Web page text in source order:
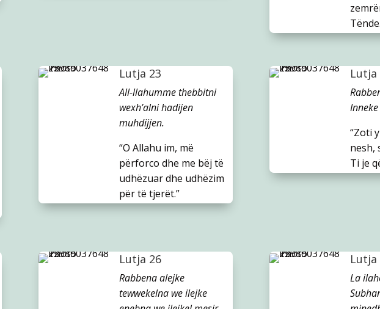
Lutja 23
All-llahumme thebbitni
wexh’alni hadijen
muhdijjen.
“O Allahu im, më
përforco dhe me bëj të
udhëzuar dhe udhëzim
për të tjerët.”
Lutja
Inneke
“Zoti
nesh,
Ti je
Lutja 26
Rabbena alejke
tewwekelna we ilejke
Lutja
La